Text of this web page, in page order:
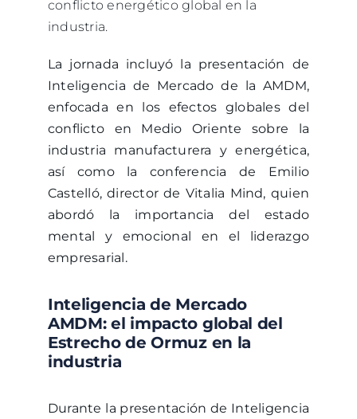
conflicto energético global en la
industria.
La jornada incluyó la presentación de
Inteligencia de Mercado de la AMDM,
enfocada en los efectos globales del
conflicto en Medio Oriente sobre la
industria manufacturera y energética,
así como la conferencia de Emilio
Castelló, director de Vitalia Mind, quien
abordó la importancia del estado
mental y emocional en el liderazgo
empresarial.
Inteligencia de Mercado
AMDM: el impacto global del
Estrecho de Ormuz en la
industria
Durante la presentación de Inteligencia